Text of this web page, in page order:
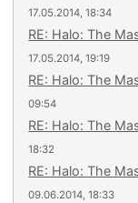
17.05.2014, 18:34
RE: Halo: The
17.05.2014, 19:19
RE: Halo: The
09:54
RE: Halo: The
18:32
RE: Halo: The
09.06.2014, 18:33